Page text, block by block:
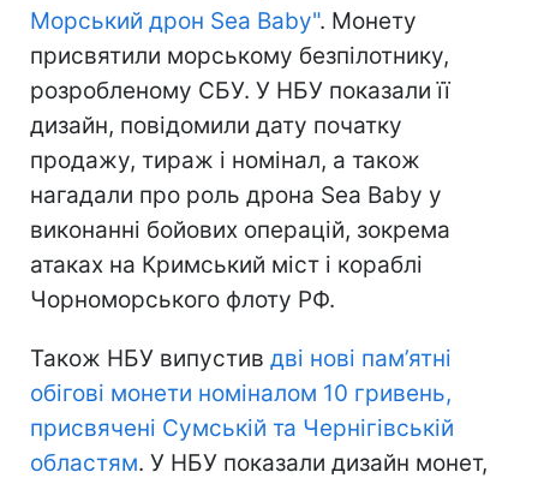
Морський дрон Sea Baby". Монету
присвятили морському безпілотнику,
розробленому СБУ. У НБУ показали її
дизайн, повідомили дату початку
продажу, тираж і номінал, а також
нагадали про роль дрона Sea Baby у
виконанні бойових операцій, зокрема
атаках на Кримський міст і кораблі
Чорноморського флоту РФ.
Також НБУ випустив дві нові пам’ятні
обігові монети номіналом 10 гривень,
присвячені Сумській та Чернігівській
областям. У НБУ показали дизайн монет,